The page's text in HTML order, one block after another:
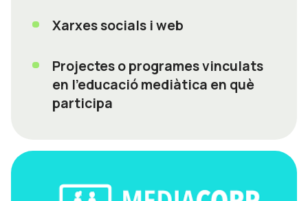
Xarxes socials i web
Projectes o programes vinculats
en l'educació mediàtica en què
participa